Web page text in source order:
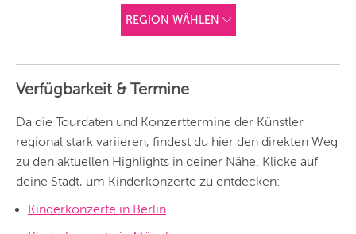
REGION WÄHLEN
Vorschlag basierend
Hier findest du vor
allem Online-
Angebote und
Angebote außerhalb
unserer Städte.
BERLIN
MÜNCHEN
Verfügbarkeit & Termine
Da die Tourdaten und Konzerttermine der Künstler
regional stark variieren, findest du hier den direkten Weg
zu den aktuellen Highlights in deiner Nähe. Klicke auf
deine Stadt, um Kinderkonzerte zu entdecken:
Kinderkonzerte in Berlin